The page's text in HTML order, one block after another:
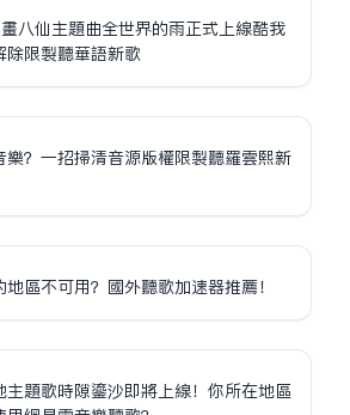
八仙主題曲全世界的雨正式上線酷我
限制聽華語新歌
樂？一招掃清音源版權限制聽羅雲熙新
區不可用？國外聽歌加速器推薦！
主題歌時隙鎏沙即將上線！你所在地區